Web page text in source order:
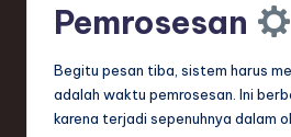
Pemrosesan
Begitu pesan tiba, sistem harus
adalah waktu pemrosesan. Ini
karena terjadi sepenuhnya dalam